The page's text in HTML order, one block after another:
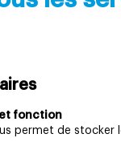
fonction
permet de stocker